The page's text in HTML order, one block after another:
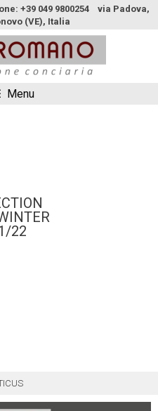
+39 049 9800254 via Padova,
(VE), Italia
Menu
22